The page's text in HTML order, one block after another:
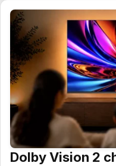
Dolby Vision 2